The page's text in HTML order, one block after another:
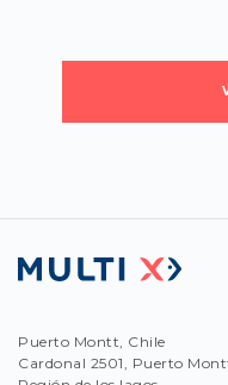
Puerto Montt, Chile
Cardonal 2501, Puerto